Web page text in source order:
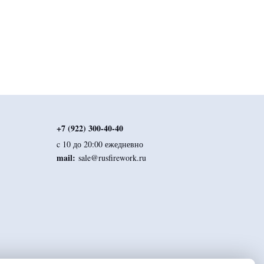
+7 (922) 300-40-40
c 10 до 20:00 ежедневно
mail: sale@rusfirework.ru